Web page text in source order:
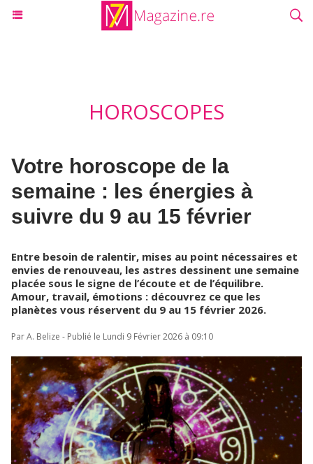
HOROSCOPES
Votre horoscope de la
semaine : les énergies à
suivre du 9 au 15 février
Entre besoin de ralentir, mises au point nécessaires et
envies de renouveau, les astres dessinent une semaine
placée sous le signe de l’écoute et de l’équilibre.
Amour, travail, émotions : découvrez ce que les
planètes vous réservent du 9 au 15 février 2026.
Par A. Belize - Publié le Lundi 9 Février 2026 à 09:10